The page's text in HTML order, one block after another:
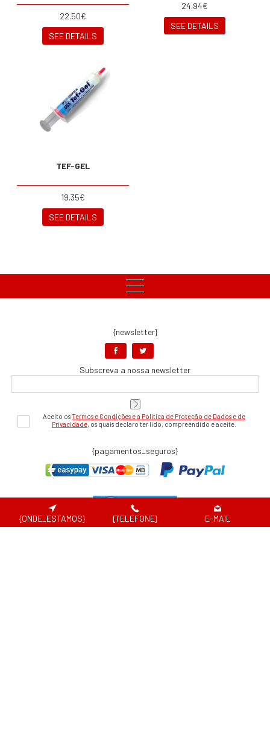
22.50€
SEE DETAILS
24.94€
SEE DETAILS
TEF-GEL
19.35€
SEE DETAILS
{newsletter}
Subscreva a nossa newsletter
Aceito osTermos e Condições e a Política de Proteção de Dados e de
Privacidade, os quais declaro ter lido, compreendido e aceite.
{pagamentos_seguros}
{ONDE_ESTAMOS} {TELEFONE} E-MAIL